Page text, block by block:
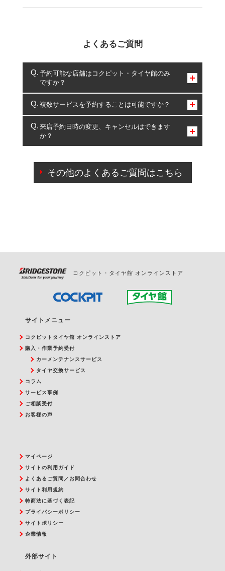
よくあるご質問
予約可能な店舗はコクピット・タイヤ館のみ
ですか？
コクピット・タイヤ館のみとなります。
複数サービスを予約することは可能ですか？
複数サービスのご予約は可能です。
一部の商品・サービスの組み合わせに限り、同時にご予約が
出来ないものもございます。
来店予約日時の変更、キャンセルはできます
か？
ご来店予約日の3営業日前を過ぎている場合のご予約
の日時変更につきましては、直接ご予約の店舗まで
その他のよくあるご質問はこちら
コクピット・タイヤ館 オンラインストア
サイトメニュー
コクピットタイヤ館 オンラインストア
購入・作業予約受付
カーメンテナンスサービス
タイヤ交換サービス
コラム
サービス事例
ご相談受付
お客様の声
マイページ
サイトの利用ガイド
よくあるご質問／お問合わせ
サイト利用規約
特商法に基づく表記
プライバシーポリシー
サイトポリシー
企業情報
外部サイト